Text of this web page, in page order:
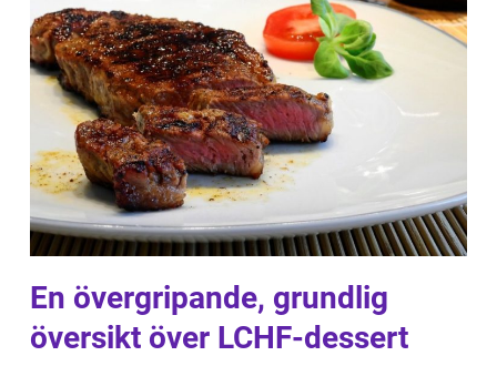
En övergripande, grundlig
översikt över LCHF-dessert